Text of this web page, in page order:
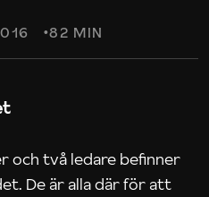
82 MIN
och två ledare befinner
De är alla där för att